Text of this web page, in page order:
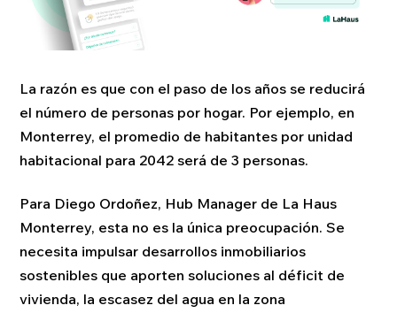
La razón es que con el paso de los años se reducirá
el número de personas por hogar. Por ejemplo, en
Monterrey, el promedio de habitantes por unidad
habitacional para 2042 será de 3 personas.
Para Diego Ordoñez, Hub Manager de La Haus
Monterrey, esta no es la única preocupación. Se
necesita impulsar desarrollos inmobiliarios
sostenibles que aporten soluciones al déficit de
vivienda, la escasez del agua en la zona